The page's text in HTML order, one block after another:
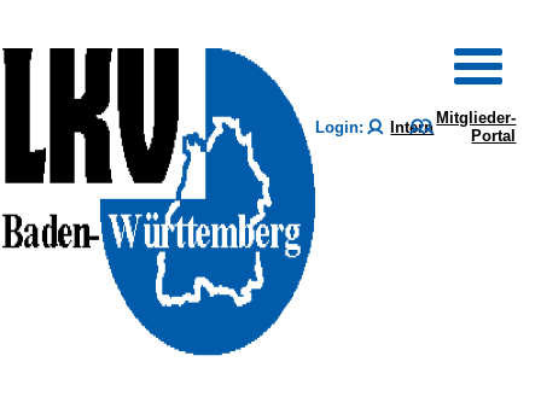
Login: Intern Mitglieder-
Portal